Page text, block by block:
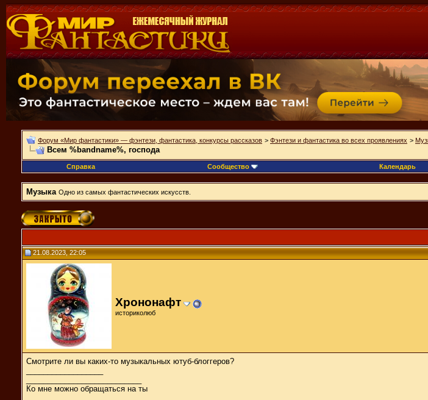
Форум «Мир фантастики» — фэнтези, фантастика, конкурсы рассказов > Фэнтези и фантастика во всех проявлениях >
Всем %bandname%, господа
Справка
Сообщество Календарь
Музыка Одно из самых фантастических искусств.
21.08.2023, 22:05
Хрононафт
историколюб
Смотрите ли вы каких-то музыкальных ютуб-блоггеров?
Ко мне можно обращаться на ты